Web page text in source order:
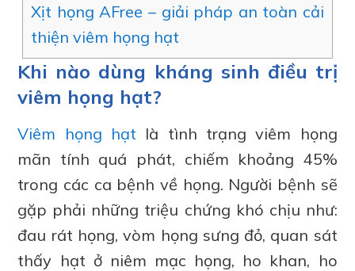
Xịt họng AFree – giải pháp an toàn cải
thiện viêm họng hạt
Khi nào dùng kháng sinh điều trị
viêm họng hạt?
Viêm họng hạt là tình trạng viêm họng
mãn tính quá phát, chiếm khoảng 45%
trong các ca bệnh về họng. Người bệnh sẽ
gặp phải những triệu chứng khó chịu như:
đau rát họng, vòm họng sưng đỏ, quan sát
thấy hạt ở niêm mạc họng, ho khan, ho